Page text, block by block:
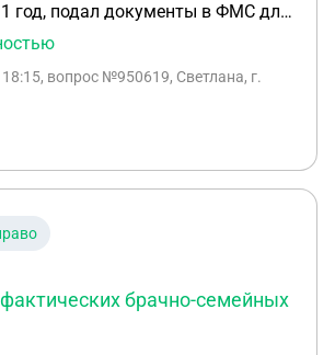
год, подал документы в ФМС для
РФ (проживаем в Крыму).
ксерокопия моего паспорта и
Подскажите,
его написать?
18:15, вопрос №950619, Светлана, г.
брачно-семейных